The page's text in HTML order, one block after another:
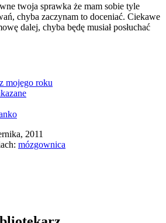
twoja sprawka że mam sobie tyle
chyba zaczynam to doceniać. Ciekawe
dalej, chyba będę musiał posłuchać
mojego roku
2011
mózgownica